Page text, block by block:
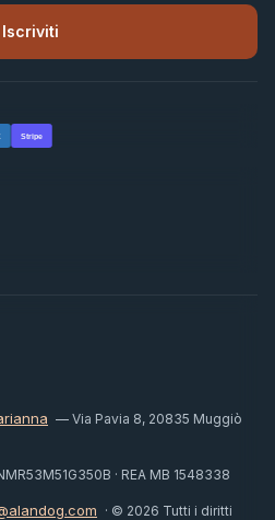
Iscriviti
Stripe
— Via Pavia 8, 20835 Muggiò
· REA MB 1548338
· © 2026 Tutti i diritti